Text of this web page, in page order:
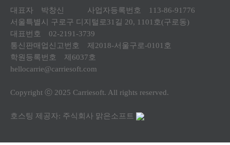
대표자 박창신 사업자등록번호 113-86-91776
서울특별시 구로구 디지털로31길 20, 1101호(구로동)
대표번호 02-2191-3739
통신판매업신고번호 제2018-서울구로-0101호
학원등록번호 제6037호
hellocarrie@carriesoft.com
Copyright ⓒ 2025 Carriesoft. All rights reserved.
호스팅 제공자: 주식회사 맑은소프트